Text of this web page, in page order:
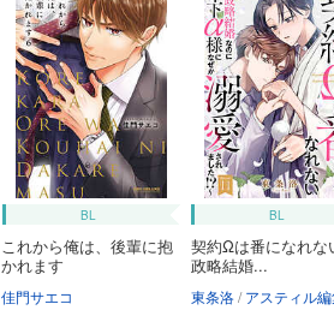
BL
これから俺は、後輩に抱
かれます
佳門サエコ
BL
契約Ωは番になれな
政略結婚...
東条洛 アスティル